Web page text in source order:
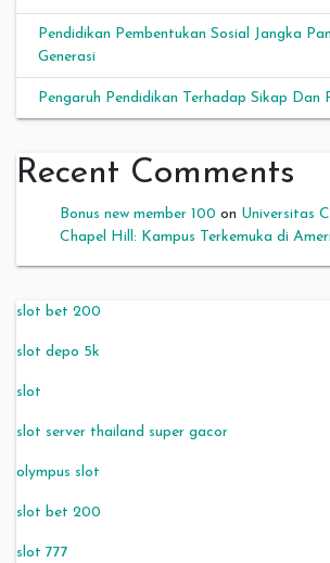
Pendidikan Pembentukan Sosial Jangka
Generasi
Pengaruh Pendidikan Terhadap Sikap Dan
Recent Comments
Bonus new member 100 on Universitas
Chapel Hill: Kampus Terkemuka di
slot bet 200
slot depo 5k
slot
slot server thailand super gacor
olympus slot
slot bet 200
slot 777